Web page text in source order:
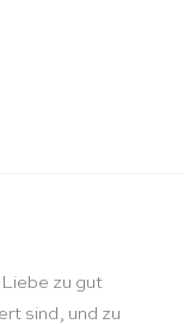
zu gut
sind, und zu